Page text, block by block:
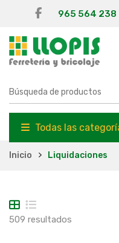
965 564 238
Todas las
Inicio Liquidaciones
509 resultados